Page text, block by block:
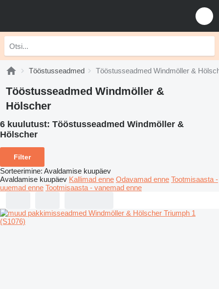
Tööstusseadmed Tööstusseadmed Windmöller &
Tööstusseadmed Windmöller &
Hölscher
6 kuulutust: Tööstusseadmed Windmöller &
Hölscher
Filter
Sorteerimine: Avaldamise kuupäev
Avaldamise kuupäev Kallimad enne Odavamad enne Tootmisaasta -
uuemad enne Tootmisaasta - vanemad enne